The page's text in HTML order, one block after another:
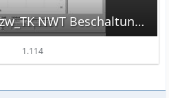
Reflexionsmessung_zw_TK NWT Beschaltung M2.jpg
1.114